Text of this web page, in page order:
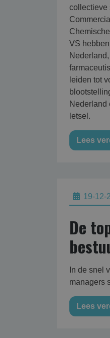
collectieve
VS
leiden tot
Nederland
letsel.
Lees
19-12-
De
In de snel
managers
Lees